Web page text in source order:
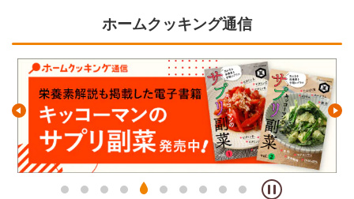
ホームクッキング通信